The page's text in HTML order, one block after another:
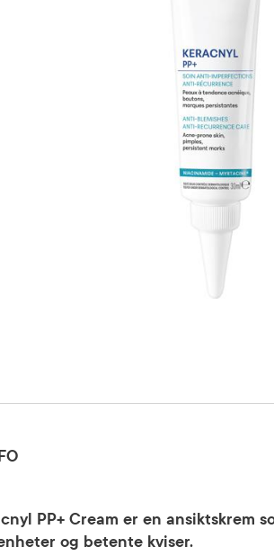
PP+ Cream er en ansiktskrem
og betente kviser.